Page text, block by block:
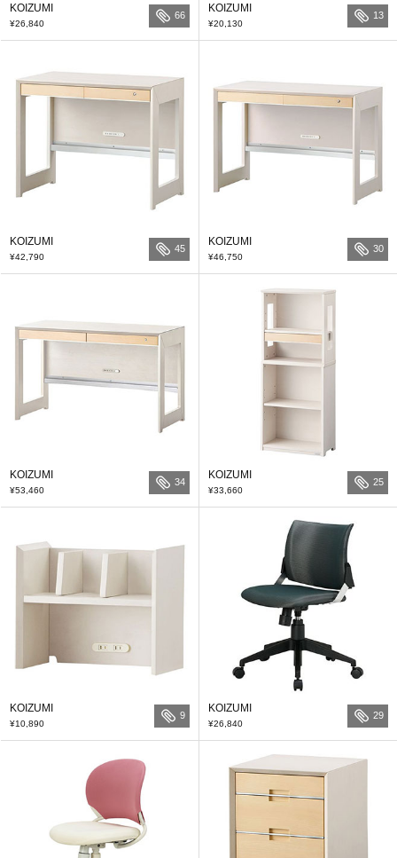
KOIZUMI
¥26,840
66
KOIZUMI
¥20,130
13
KOIZUMI
¥42,790
45
KOIZUMI
¥46,750
30
KOIZUMI
¥53,460
34
KOIZUMI
¥33,660
25
KOIZUMI
¥10,890
9
KOIZUMI
¥26,840
29